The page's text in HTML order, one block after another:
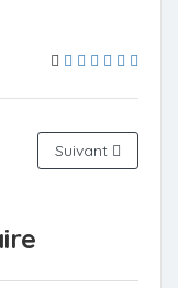
Suivant